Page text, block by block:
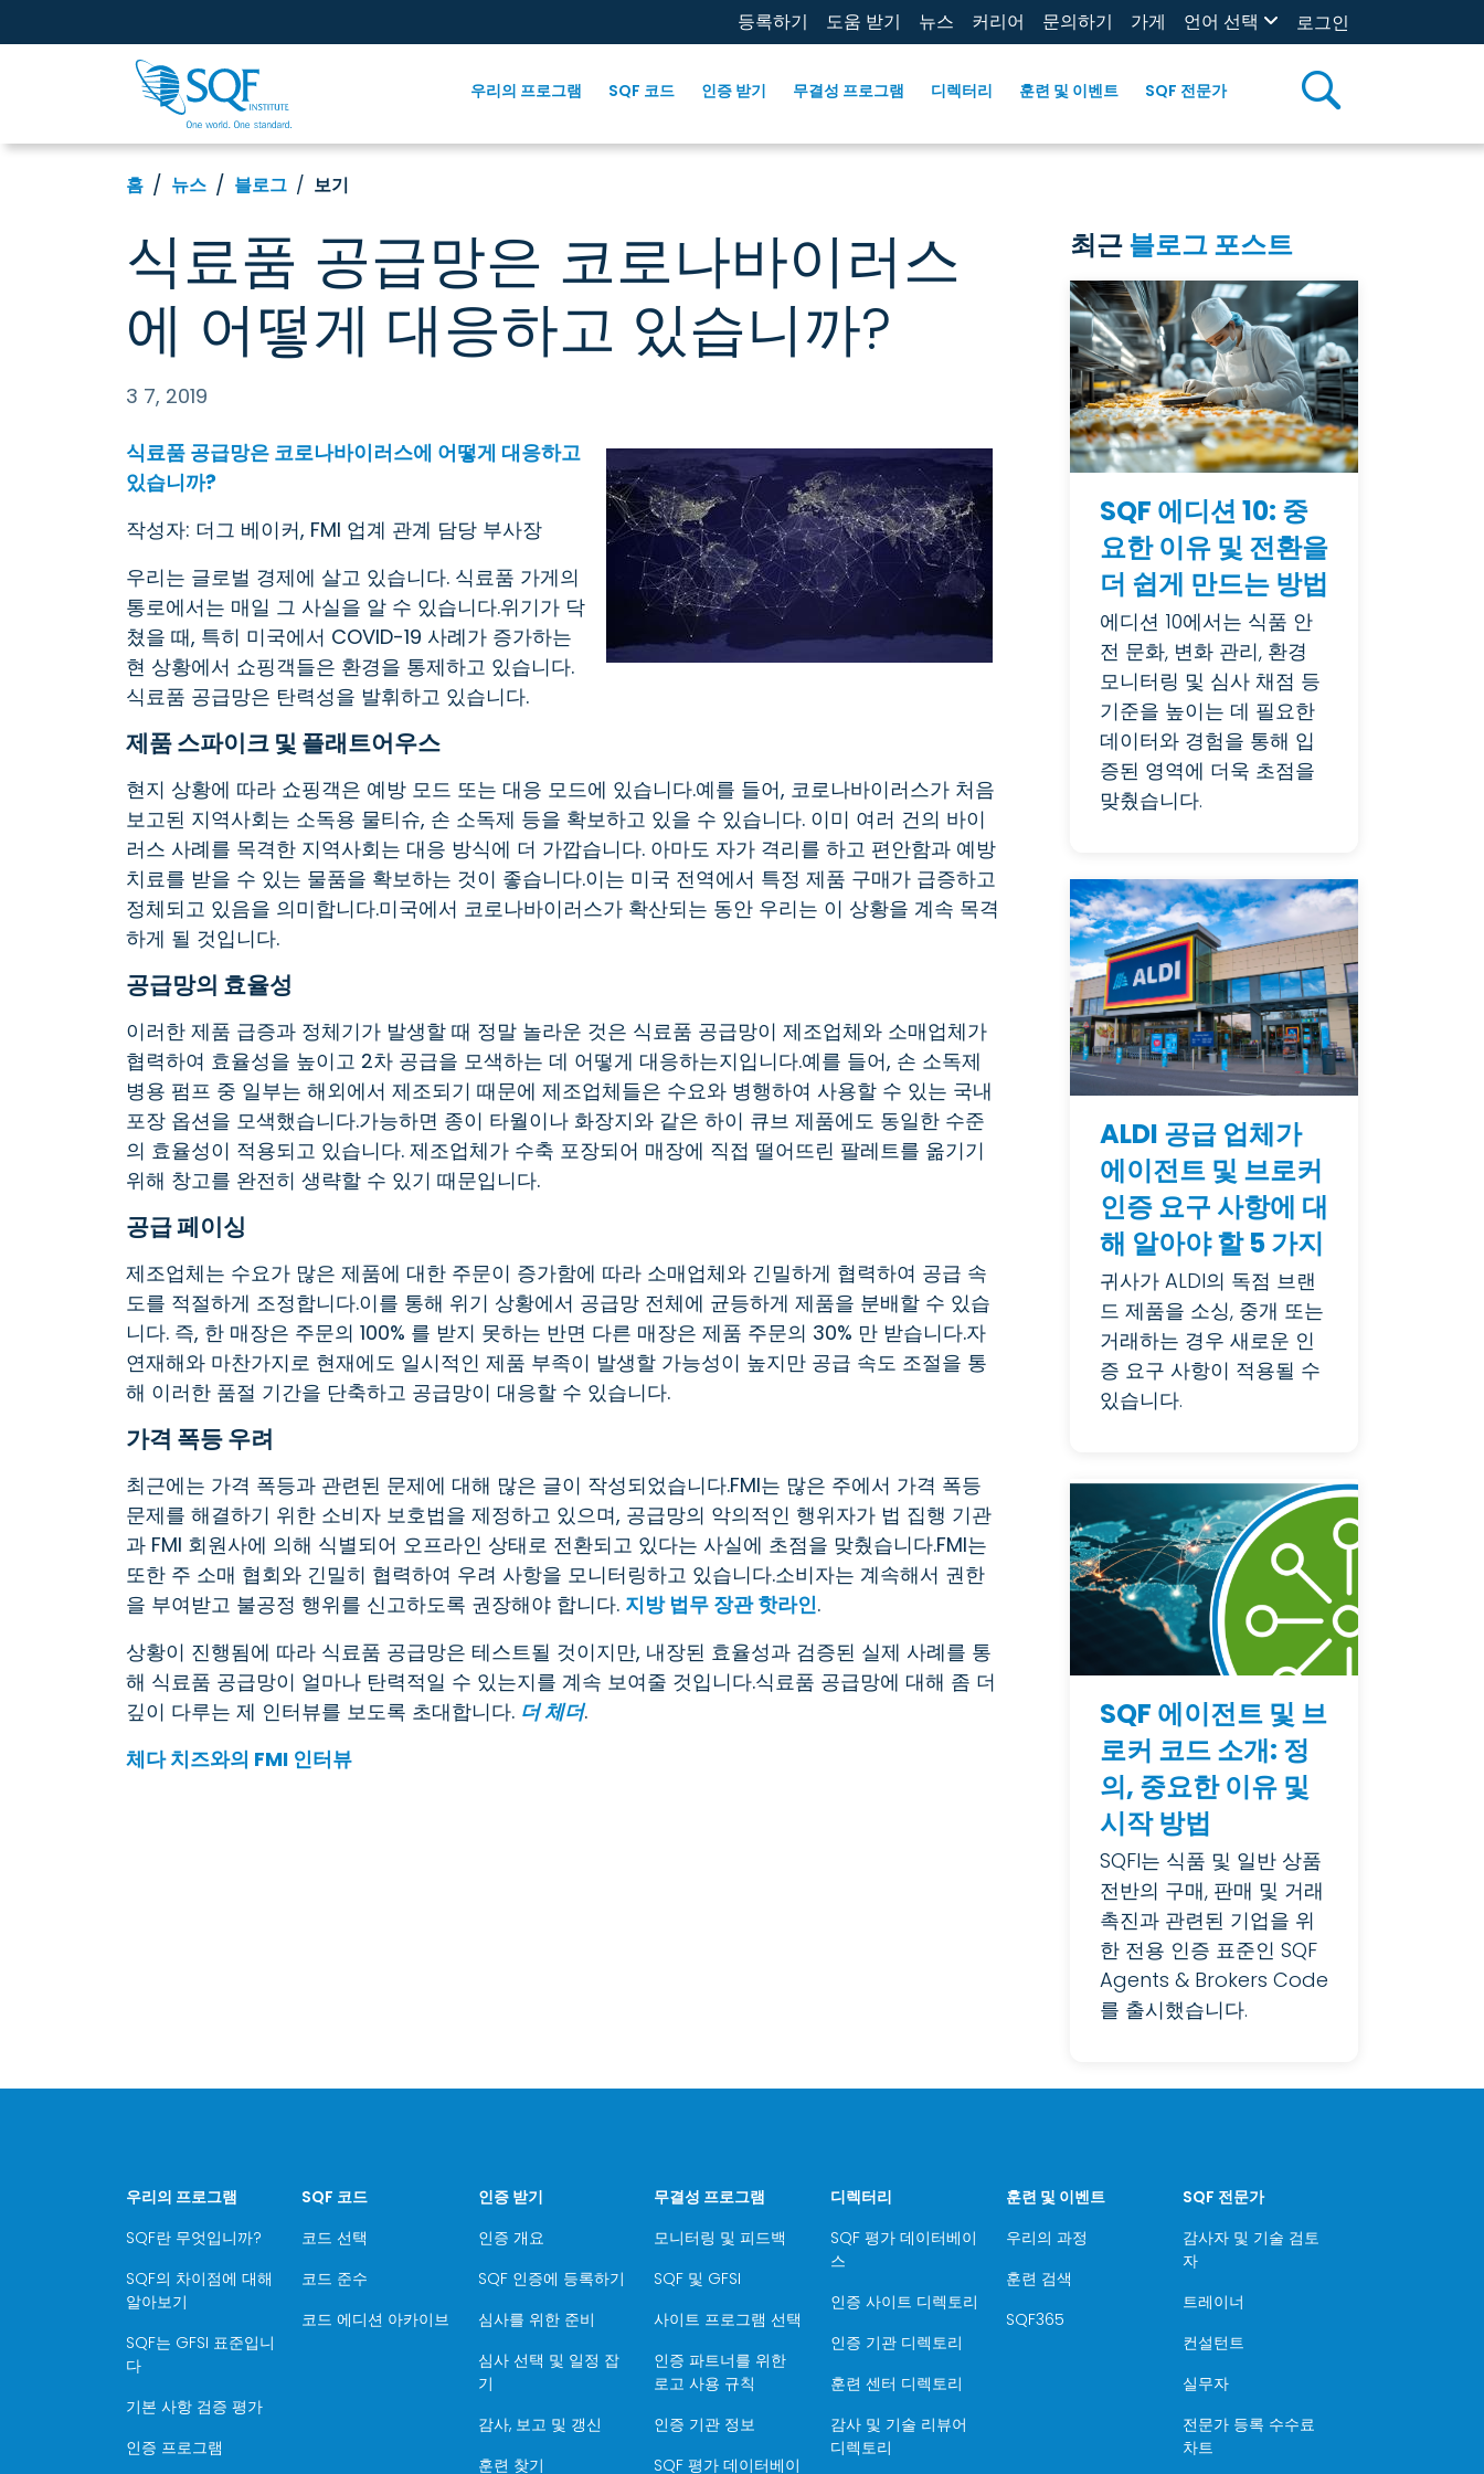
등록하기 도움 받기 뉴스 커리어 문의하기 가게 언어 선택 로그인
우리의 프로그램 SQF 코드 인증 받기 무결성 프로그램 디렉터리 훈련 및 이벤트 SQF 전문가
홈 뉴스 블로그 보기
식료품 공급망은 코로나바이러스
에 어떻게 대응하고 있습니까?
3 7, 2019
식료품 공급망은 코로나바이러스에 어떻게 대응하고
있습니까?
작성자: 더그 베이커, FMI 업계 관계 담당 부사장
우리는 글로벌 경제에 살고 있습니다. 식료품 가게의
통로에서는 매일 그 사실을 알 수 있습니다.위기가 닥
쳤을 때, 특히 미국에서 COVID-19 사례가 증가하는
현 상황에서 쇼핑객들은 환경을 통제하고 있습니다.
식료품 공급망은 탄력성을 발휘하고 있습니다.
제품 스파이크 및 플래트어우스
현지 상황에 따라 쇼핑객은 예방 모드 또는 대응 모드에 있습니다.예를 들어, 코로나바이러스가 처음
보고된 지역사회는 소독용 물티슈, 손 소독제 등을 확보하고 있을 수 있습니다. 이미 여러 건의 바이
러스 사례를 목격한 지역사회는 대응 방식에 더 가깝습니다. 아마도 자가 격리를 하고 편안함과 예방
치료를 받을 수 있는 물품을 확보하는 것이 좋습니다.이는 미국 전역에서 특정 제품 구매가 급증하고
정체되고 있음을 의미합니다.미국에서 코로나바이러스가 확산되는 동안 우리는 이 상황을 계속 목격
하게 될 것입니다.
공급망의 효율성
이러한 제품 급증과 정체기가 발생할 때 정말 놀라운 것은 식료품 공급망이 제조업체와 소매업체가
협력하여 효율성을 높이고 2차 공급을 모색하는 데 어떻게 대응하는지입니다.예를 들어, 손 소독제
병용 펌프 중 일부는 해외에서 제조되기 때문에 제조업체들은 수요와 병행하여 사용할 수 있는 국내
포장 옵션을 모색했습니다.가능하면 종이 타월이나 화장지와 같은 하이 큐브 제품에도 동일한 수준
의 효율성이 적용되고 있습니다. 제조업체가 수축 포장되어 매장에 직접 떨어뜨린 팔레트를 옮기기
위해 창고를 완전히 생략할 수 있기 때문입니다.
공급 페이싱
제조업체는 수요가 많은 제품에 대한 주문이 증가함에 따라 소매업체와 긴밀하게 협력하여 공급 속
도를 적절하게 조정합니다.이를 통해 위기 상황에서 공급망 전체에 균등하게 제품을 분배할 수 있습
니다. 즉, 한 매장은 주문의 100% 를 받지 못하는 반면 다른 매장은 제품 주문의 30% 만 받습니다.자
연재해와 마찬가지로 현재에도 일시적인 제품 부족이 발생할 가능성이 높지만 공급 속도 조절을 통
해 이러한 품절 기간을 단축하고 공급망이 대응할 수 있습니다.
가격 폭등 우려
최근에는 가격 폭등과 관련된 문제에 대해 많은 글이 작성되었습니다.FMI는 많은 주에서 가격 폭등
문제를 해결하기 위한 소비자 보호법을 제정하고 있으며, 공급망의 악의적인 행위자가 법 집행 기관
과 FMI 회원사에 의해 식별되어 오프라인 상태로 전환되고 있다는 사실에 초점을 맞췄습니다.FMI는
또한 주 소매 협회와 긴밀히 협력하여 우려 사항을 모니터링하고 있습니다.소비자는 계속해서 권한
을 부여받고 불공정 행위를 신고하도록 권장해야 합니다. 지방 법무 장관 핫라인.
상황이 진행됨에 따라 식료품 공급망은 테스트될 것이지만, 내장된 효율성과 검증된 실제 사례를 통
해 식료품 공급망이 얼마나 탄력적일 수 있는지를 계속 보여줄 것입니다.식료품 공급망에 대해 좀 더
깊이 다루는 제 인터뷰를 보도록 초대합니다. 더 체더.
체다 치즈와의 FMI 인터뷰
최근블로그 포스트
SQF 에디션 10: 중
요한 이유 및 전환을
더 쉽게 만드는 방법
에디션 10에서는 식품 안
전 문화, 변화 관리, 환경
모니터링 및 심사 채점 등
기준을 높이는 데 필요한
데이터와 경험을 통해 입
증된 영역에 더욱 초점을
맞췄습니다.
ALDI 공급 업체가
에이전트 및 브로커
인증 요구 사항에 대
해 알아야 할 5 가지
귀사가 ALDI의 독점 브랜
드 제품을 소싱, 중개 또는
거래하는 경우 새로운 인
증 요구 사항이 적용될 수
있습니다.
SQF 에이전트 및 브
로커 코드 소개: 정
의, 중요한 이유 및
시작 방법
SQFI는 식품 및 일반 상품
전반의 구매, 판매 및 거래
촉진과 관련된 기업을 위
한 전용 인증 표준인 SQF
Agents & Brokers Code
를 출시했습니다.
우리의 프로그램
SQF란 무엇입니까?
SQF의 차이점에 대해
알아보기
SQF는 GFSI 표준입니
다
기본 사항 검증 평가
인증 프로그램
SQF 코드
코드 선택
코드 준수
코드 에디션 아카이브
인증 받기
인증 개요
SQF 인증에 등록하기
심사를 위한 준비
심사 선택 및 일정 잡
기
감사, 보고 및 갱신
훈련 찾기
무결성 프로그램
모니터링 및 피드백
SQF 및 GFSI
사이트 프로그램 선택
인증 파트너를 위한
로고 사용 규칙
인증 기관 정보
SQF 평가 데이터베이
디렉터리
SQF 평가 데이터베이
스
인증 사이트 디렉토리
인증 기관 디렉토리
훈련 센터 디렉토리
감사 및 기술 리뷰어
디렉토리
훈련 및 이벤트
우리의 과정
훈련 검색
SQF365
SQF 전문가
감사자 및 기술 검토
자
트레이너
컨설턴트
실무자
전문가 등록 수수료
차트